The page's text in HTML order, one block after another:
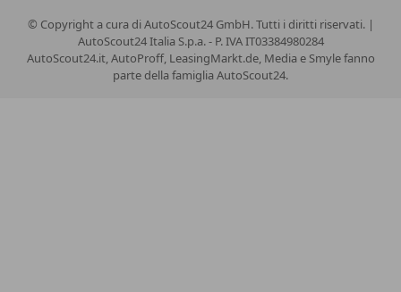
© Copyrighta cura di AutoScout24 GmbH. Tutti i diritti riservati. |
AutoScout24 Italia S.p.a. - P. IVA IT03384980284
AutoScout24.it, AutoProff, LeasingMarkt.de, Media e Smyle fanno
parte della famiglia AutoScout24.